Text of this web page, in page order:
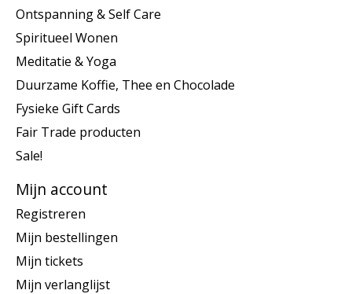
Ontspanning & Self Care
Spiritueel Wonen
Meditatie & Yoga
Duurzame Koffie, Thee en Chocolade
Fysieke Gift Cards
Fair Trade producten
Sale!
Mijn account
Registreren
Mijn bestellingen
Mijn tickets
Mijn verlanglijst